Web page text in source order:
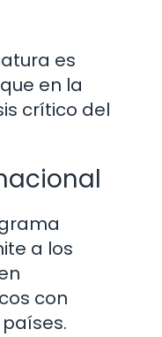
es
en la
crítico del
a los
con